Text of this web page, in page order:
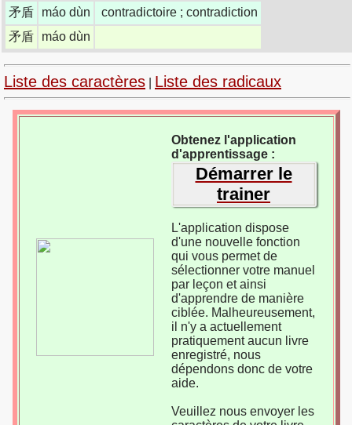
矛盾 máo dùn
contradictoire ; contradiction
矛盾
máo dùn
Liste des caractères Liste des radicaux
Obtenez l'application
d'apprentissage :
Démarrer le
trainer
L'application dispose
d'une nouvelle fonction
qui vous permet de
sélectionner votre manuel
par leçon et ainsi
d'apprendre de manière
ciblée. Malheureusement,
il n'y a actuellement
pratiquement aucun livre
enregistré, nous
dépendons donc de votre
aide.
Veuillez nous envoyer les